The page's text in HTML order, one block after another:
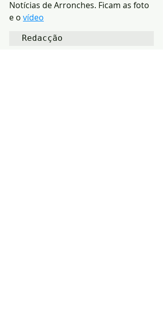
Notícias de Arronches. Ficam as foto
e o vídeo
Redacção